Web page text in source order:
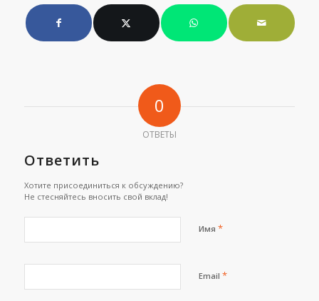
0
ОТВЕТЫ
Ответить
Хотите присоединиться к обсуждению?
Не стесняйтесь вносить свой вклад!
Имя *
Email *